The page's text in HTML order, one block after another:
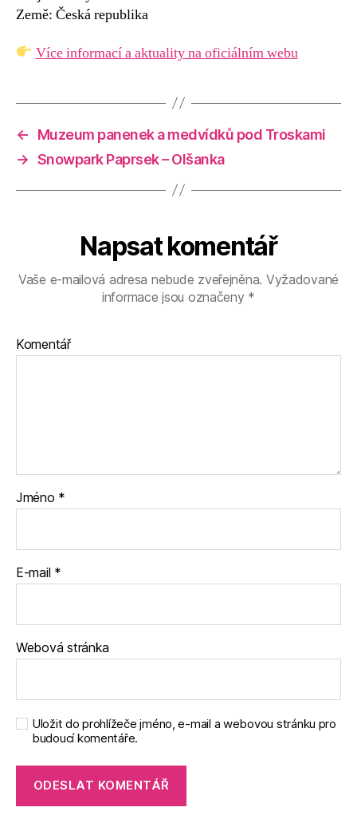
Země: Česká republika
Více informací a aktuality na oficiálním webu
←
Muzeum panenek a medvídků pod Troskami
→ Snowpark Paprsek – Olšanka
Napsat komentář
Vaše e-mailová adresa nebude zveřejněna. Vyžadované
informace jsou označeny *
Komentář
Jméno *
E-mail *
Webová stránka
Uložit do prohlížeče jméno, e-mail a webovou stránku pro
budoucí komentáře.